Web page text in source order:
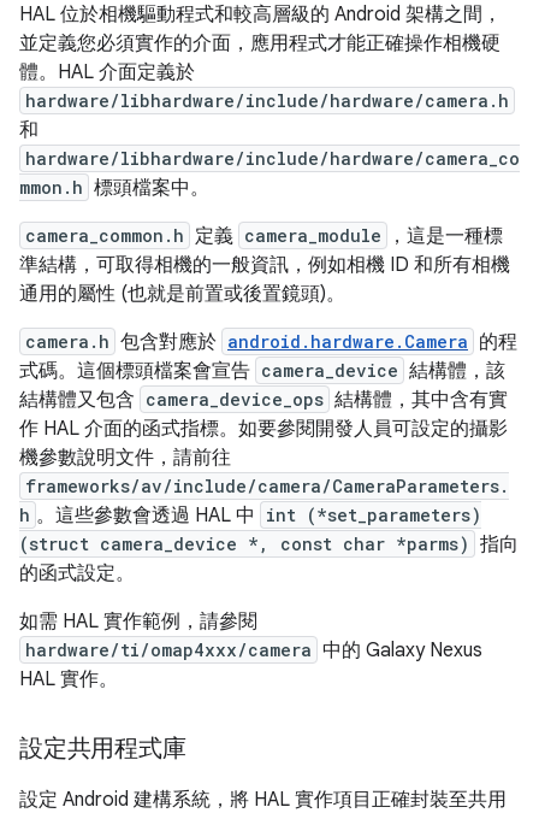
HAL 位於相機驅動程式和較高層級的 Android 架構之間，
並定義您必須實作的介面，應用程式才能正確操作相機硬
體。HAL 介面定義於
hardware/libhardware/include/hardware/camera.h
和
hardware/libhardware/include/hardware/camera_co
mmon.h 標頭檔案中。
camera_common.h 定義 camera_module
，這是一種標
準結構，可取得相機的一般資訊，例如相機 ID 和所有相機
通用的屬性 (也就是前置或後置鏡頭)。
camera.h 包含對應於 android.hardware.Camera 的程
式碼。這個標頭檔案會宣告 camera_device 結構體，該
結構體又包含 camera_device_ops 結構體，其中含有實
作 HAL 介面的函式指標。如要參閱開發人員可設定的攝影
機參數說明文件，請前往
frameworks/av/include/camera/CameraParameters.
h 。這些參數會透過 HAL 中
int (*set_parameters)
(struct camera_device *, const char *parms) 指向
的函式設定。
如需 HAL 實作範例，請參閱
hardware/ti/omap4xxx/camera 中的 Galaxy Nexus
HAL 實作。
設定共用程式庫
設定 Android 建構系統，將 HAL 實作項目正確封裝至共用